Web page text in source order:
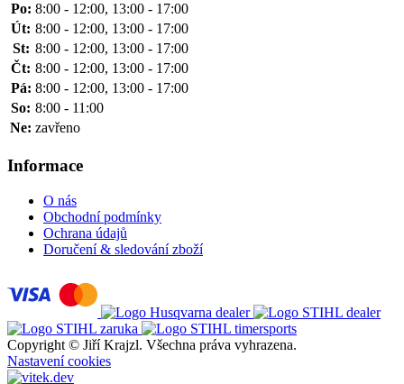
Po: 8:00 - 12:00, 13:00 - 17:00
Út: 8:00 - 12:00, 13:00 - 17:00
St: 8:00 - 12:00, 13:00 - 17:00
Čt: 8:00 - 12:00, 13:00 - 17:00
Pá: 8:00 - 12:00, 13:00 - 17:00
So: 8:00 - 11:00
Ne: zavřeno
Informace
O nás
Obchodní podmínky
Ochrana údajů
Doručení & sledování zboží
Copyright © Jiří Krajzl. Všechna práva vyhrazena.
Nastavení cookies